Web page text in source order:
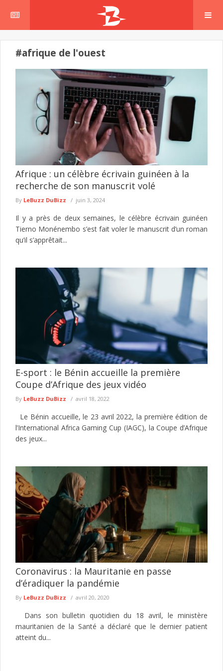
#afrique de l'ouest
Afrique : un célèbre écrivain guinéen à la
recherche de son manuscrit volé
By LeBuzz DuBizz juin 3, 2024
Il y a près de deux semaines, le célèbre écrivain guinéen
Tierno Monénembo s’est fait voler le manuscrit d’un roman
qu’il s’apprêtait...
E-sport : le Bénin accueille la première
Coupe d’Afrique des jeux vidéo
By LeBuzz DuBizz avril 18, 2022
Le Bénin accueille, le 23 avril 2022, la première édition de
l’International Africa Gaming Cup (IAGC), la Coupe d’Afrique
des jeux...
Coronavirus : la Mauritanie en passe
d’éradiquer la pandémie
By LeBuzz DuBizz avril 20, 2020
Dans son bulletin quotidien du 18 avril, le ministère
mauritanien de la Santé a déclaré que le dernier patient
atteint du...